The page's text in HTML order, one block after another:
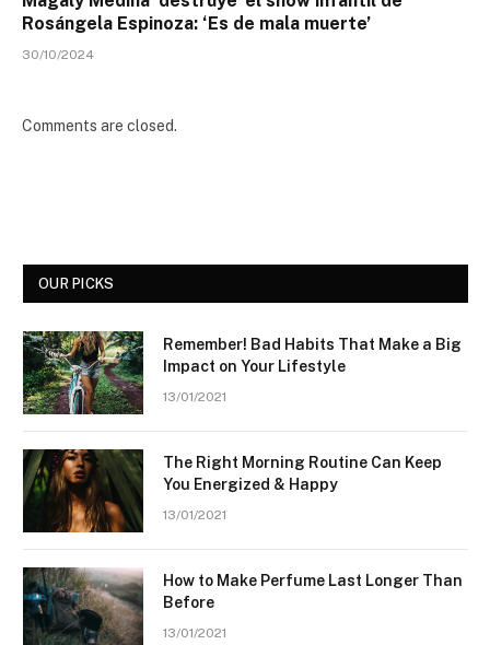
Rosángela Espinoza: ‘Es de mala muerte’
30/10/2024
Comments are closed.
OUR PICKS
Remember! Bad Habits That Make a Big
Impact on Your Lifestyle
13/01/2021
The Right Morning Routine Can Keep
You Energized & Happy
13/01/2021
How to Make Perfume Last Longer Than
Before
13/01/2021